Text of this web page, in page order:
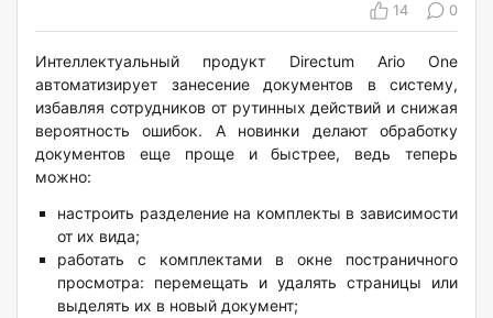
14
0
Интеллектуальный продукт Directum Ario One
автоматизирует занесение документов в систему,
избавляя сотрудников от рутинных действий и снижая
вероятность ошибок. А новинки делают обработку
документов еще проще и быстрее, ведь теперь
можно:
настроить разделение на комплекты в зависимости
от их вида;
работать с комплектами в окне постраничного
просмотра: перемещать и удалять страницы или
выделять их в новый документ;